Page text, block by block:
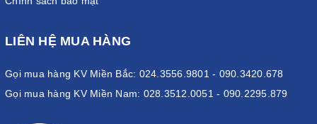
LIÊN HỆ MUA HÀNG
Gọi mua hàng KV Miền Bắc: 024.3556.9801 - 090.3420.678
Gọi mua hàng KV Miền Nam: 028.3512.0051 - 090.2295.879